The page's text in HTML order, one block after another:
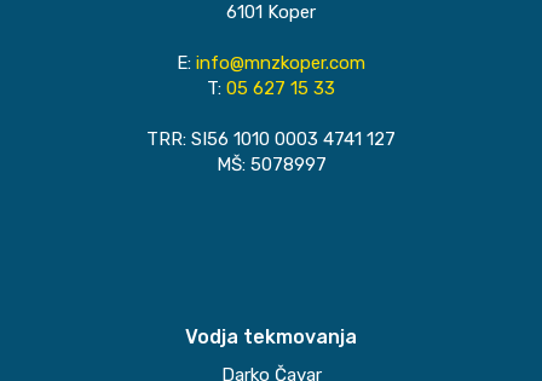
6101 Koper
E: info@mnzkoper.com
T: 05 627 15 33
TRR: SI56 1010 0003 4741 127
MŠ: 5078997
Vodja tekmovanja
Darko Čavar